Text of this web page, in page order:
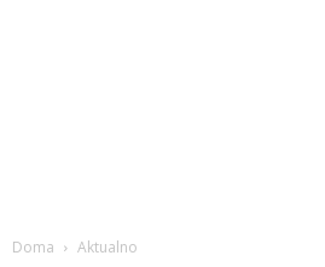
Doma Aktualno